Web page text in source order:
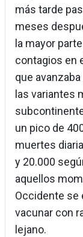
más tarde
meses
la mayor
contagios en
que
las variantes
un pico de
muertes
y 20.000
aquellos
Occidente se
vacunar con
lejano.